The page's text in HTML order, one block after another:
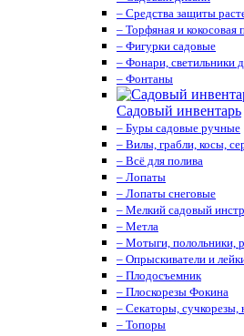
– Средства защиты
– Торфяная и кокосовая
– Фигурки садовые
– Фонари, светильники
– Фонтаны
Садовый инвентарь
– Буры садовые ручные
– Вилы, грабли, косы,
– Всё для полива
– Лопаты
– Лопаты снеговые
– Мелкий садовый
– Метла
– Мотыги, полольники,
– Опрыскиватели и
– Плодосъемник
– Плоскорезы Фокина
– Секаторы, сучкорезы,
– Топоры